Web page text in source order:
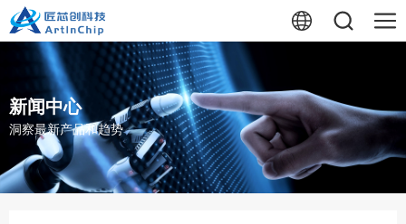
新闻中心
洞察最新产品和趋势